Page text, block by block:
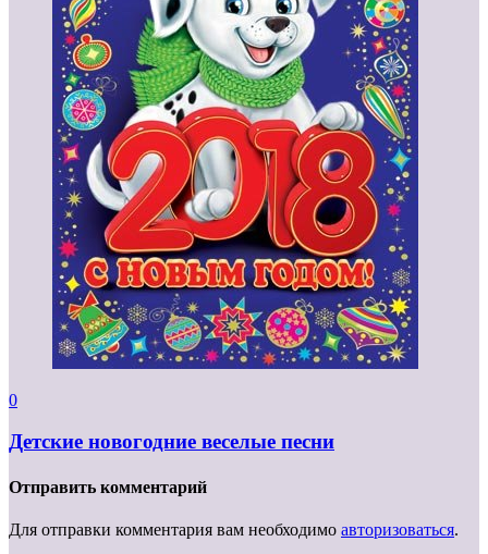
0
Детские новогодние веселые песни
Отправить комментарий
Для отправки комментария вам необходимо авторизоваться.